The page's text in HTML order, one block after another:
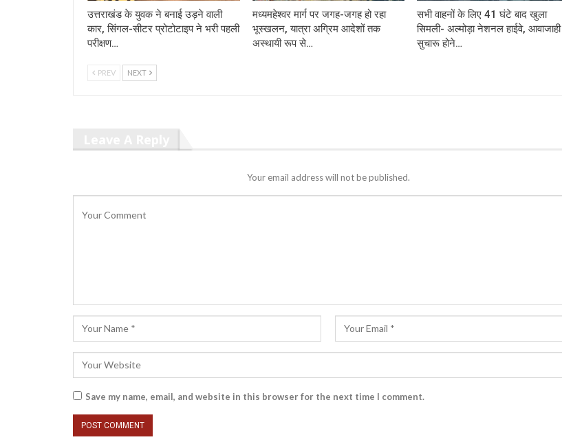
उत्तराखंड के युवक ने बनाई उड़ने वाली
कार, सिंगल-सीटर प्रोटोटाइप ने भरी पहली
परीक्षण…
मध्यमहेश्वर मार्ग पर जगह-जगह हो रहा
भूस्खलन, यात्रा अग्रिम आदेशों तक
अस्थायी रूप से…
सभी वाहनों के लिए 41 घंटे बाद खुला
सिमली- अल्मोड़ा नेशनल हाईवे, आवाजाही
सुचारू होने…
PREV NEXT
Your email address will not be published.
Save my name, email, and website in this browser for the next time I comment.